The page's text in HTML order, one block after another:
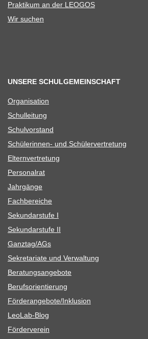
Prak­ti­kum an der LEOGOS
Wir suchen
UNSERE SCHULGEMEINSCHAFT
Orga­ni­sa­tion
Schul­lei­tung
Schul­vor­stand
Schü­le­rin­nen- und Schülervertretung
Eltern­ver­tre­tung
Per­so­nal­rat
Jahr­gänge
Fach­be­rei­che
Sekun­dar­stufe I
Sekun­dar­stufe II
Ganztag/​​AGs
Sekre­ta­riate und Verwaltung
Bera­tungs­an­ge­bote
Berufs­ori­en­tie­rung
Förderangebote/​​Inklusion
Leo­Lab-Blog
För­der­ver­ein